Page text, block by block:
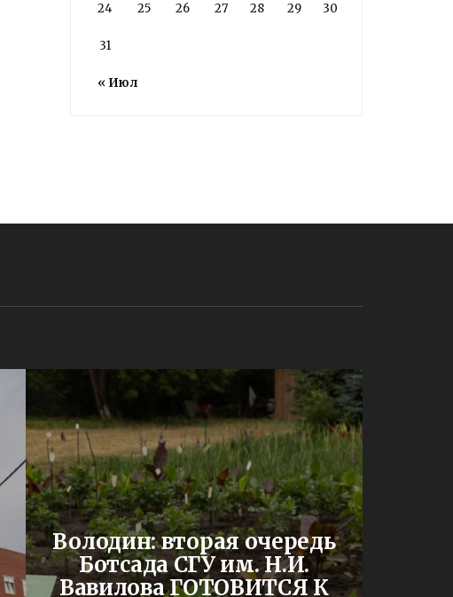
« Июл
24 25 26 27 28 29 30
31
Володин: вторая очередь
Ботсада СГУ им. Н.И.
Вавилова ГОТОВИТСЯ К